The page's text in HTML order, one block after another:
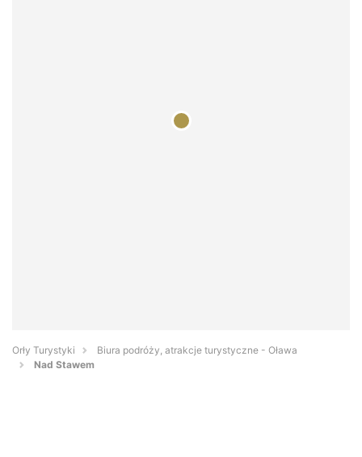
Orły Turystyki
Biura podróży, atrakcje turystyczne - Oława
Nad Stawem